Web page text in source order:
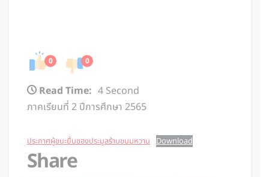
0 0
Read Time: 4 Second
ภาคเรียนที่ 2 ปีการศึกษา 2565
ประกาศผู้ชนะยื่นซองประมูลร้านขนมหวาน Download
Share